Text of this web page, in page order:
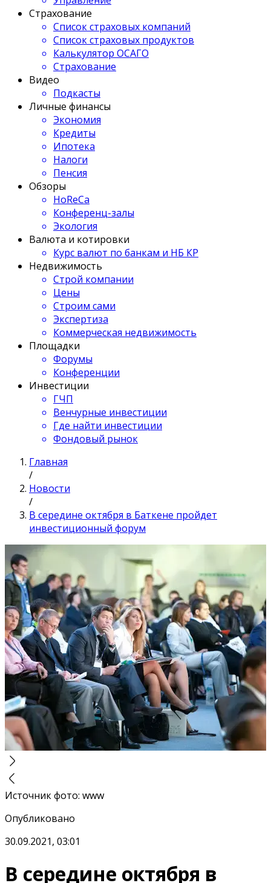
Страхование
Список страховых компаний
Список страховых продуктов
Калькулятор ОСАГО
Страхование
Видео
Подкасты
Личные финансы
Экономия
Кредиты
Ипотека
Налоги
Пенсия
Обзоры
HoReCa
Конференц-залы
Экология
Валюта и котировки
Курс валют по банкам и НБ КР
Недвижимость
Строй компании
Цены
Строим сами
Экспертиза
Коммерческая недвижимость
Площадки
Форумы
Конференции
Инвестиции
ГЧП
Венчурные инвестиции
Где найти инвестиции
Фондовый рынок
Главная
/
Новости
/
В середине октября в Баткене пройдет
инвестиционный форум
Источник фото: www
Опубликовано
30.09.2021, 03:01
В середине октября в